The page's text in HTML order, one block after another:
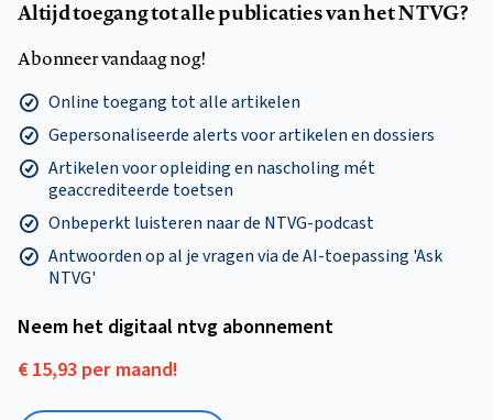
Altijd toegang tot alle publicaties van het NTVG?
Abonneer vandaag nog!
Online toegang tot alle artikelen
Gepersonaliseerde alerts voor artikelen en dossiers
Artikelen voor opleiding en nascholing mét
geaccrediteerde toetsen
Onbeperkt luisteren naar de NTVG-podcast
Antwoorden op al je vragen via de AI-toepassing 'Ask
NTVG'
Neem het digitaal ntvg abonnement
€ 15,93 per maand!